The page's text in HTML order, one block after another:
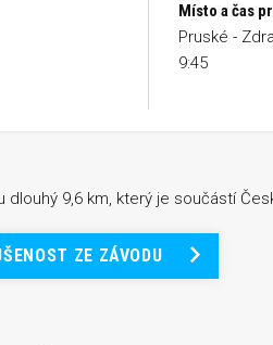
Místo a čas
Pruské -
9:45
dlouhý 9,6 km, který je součástí
ZE ZÁVODU